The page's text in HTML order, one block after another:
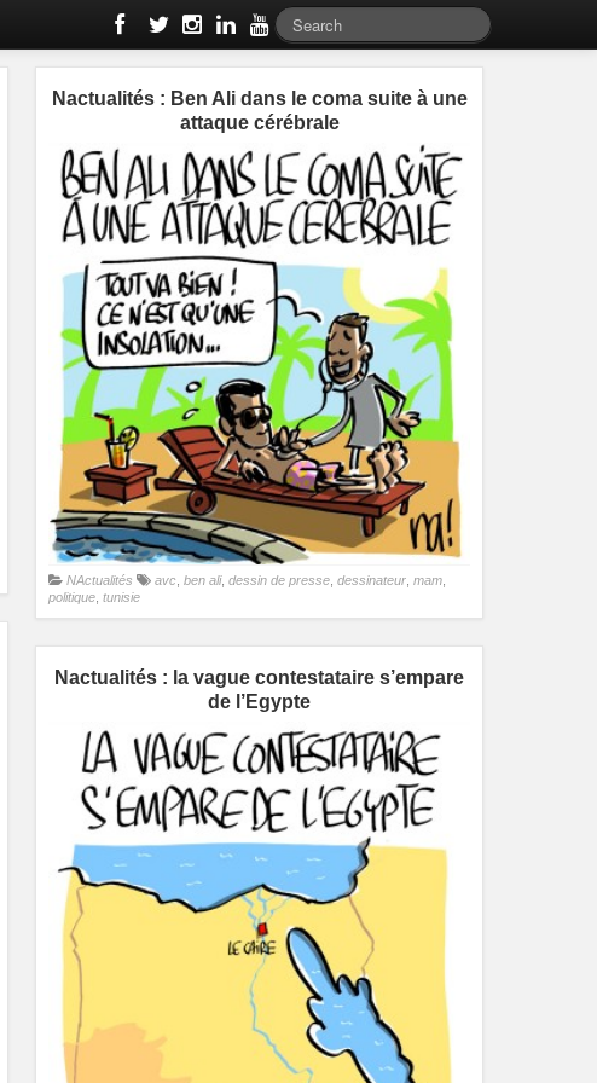
Nactualités : Ben Ali dans le coma suite à une
attaque cérébrale
NActualités avc ben ali, dessin de presse dessinateur mam
politique tunisie
Nactualités : la vague contestataire s’empare
de l’Egypte